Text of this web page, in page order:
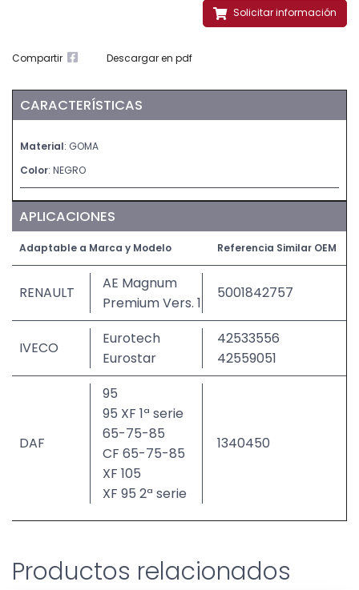
Solicitar información
Compartir Descargar en pdf
CARACTERÍSTICAS
Material: GOMA
Color: NEGRO
APLICACIONES
Adaptable a Marca y Modelo Referencia Similar OEM
RENAULT
AE Magnum
Premium Vers. 1
5001842757
IVECO
Eurotech
Eurostar
42533556
42559051
DAF
95
95 XF 1ª serie
65-75-85
CF 65-75-85
XF 105
XF 95 2ª serie
1340450
Productos relacionados